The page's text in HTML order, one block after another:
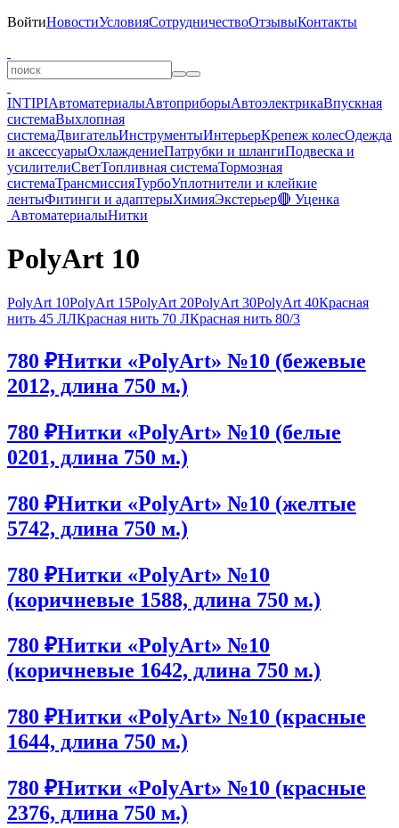
ВойтиНовостиУсловияСотрудничествоОтзывыКонтакты
INTIPIАвтоматериалыАвтоприборыАвтоэлектрикаВпускная
системаВыхлопная
системаДвигательИнструментыИнтерьерКрепеж колесОдежда
и аксессуарыОхлаждениеПатрубки и шлангиПодвеска и
усилителиСветТопливная системаТормозная
системаТрансмиссияТурбоУплотнители и клейкие
лентыФитинги и адаптерыХимияЭкстерьер🔴 Уценка
АвтоматериалыНитки
PolyArt 10
PolyArt 10PolyArt 15PolyArt 20PolyArt 30PolyArt 40Красная
нить 45 ЛЛКрасная нить 70 ЛКрасная нить 80/3
780 ₽Нитки «PolyArt» №10 (бежевые
2012, длина 750 м.)
780 ₽Нитки «PolyArt» №10 (белые
0201, длина 750 м.)
780 ₽Нитки «PolyArt» №10 (желтые
5742, длина 750 м.)
780 ₽Нитки «PolyArt» №10
(коричневые 1588, длина 750 м.)
780 ₽Нитки «PolyArt» №10
(коричневые 1642, длина 750 м.)
780 ₽Нитки «PolyArt» №10 (красные
1644, длина 750 м.)
780 ₽Нитки «PolyArt» №10 (красные
2376, длина 750 м.)